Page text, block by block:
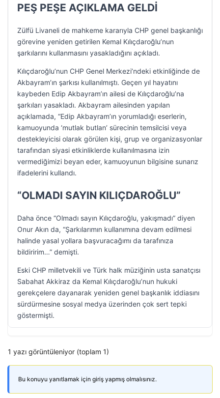
PEŞ PEŞE AÇIKLAMA GELDİ
Zülfü Livaneli de mahkeme kararıyla CHP genel başkanlığı
görevine yeniden getirilen Kemal Kılıçdaroğlu’nun
şarkılarını kullanmasını yasakladığını açıkladı.
Kılıçdaroğlu’nun CHP Genel Merkezi’ndeki etkinliğinde de
Akbayram’ın şarkısı kullanılmıştı. Geçen yıl hayatını
kaybeden Edip Akbayram’ın ailesi de Kılıçdaroğlu’na
şarkıları yasakladı. Akbayram ailesinden yapılan
açıklamada, “Edip Akbayram’ın yorumladığı eserlerin,
kamuoyunda ‘mutlak butlan’ sürecinin temsilcisi veya
destekleyicisi olarak görülen kişi, grup ve organizasyonlar
tarafından siyasi etkinliklerde kullanılmasına izin
vermediğimizi beyan eder, kamuoyunun bilgisine sunarız
ifadelerini kullandı.
“OLMADI SAYIN KILIÇDAROĞLU”
Daha önce “Olmadı sayın Kılıçdaroğlu, yakışmadı” diyen
Onur Akın da, “Şarkılarımın kullanımına devam edilmesi
halinde yasal yollara başvuracağımı da tarafınıza
bildiririm…” demişti.
Eski CHP milletvekili ve Türk halk müziğinin usta sanatçısı
Sabahat Akkiraz da Kemal Kılıçdaroğlu’nun hukuki
gerekçelere dayanarak yeniden genel başkanlık iddiasını
sürdürmesine sosyal medya üzerinden çok sert tepki
göstermişti.
1 yazı görüntüleniyor (toplam 1)
Bu konuyu yanıtlamak için giriş yapmış olmalısınız.